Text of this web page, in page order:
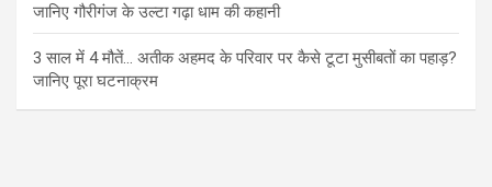
जानिए गौरीगंज के उल्टा गढ़ा धाम की कहानी
3 साल में 4 मौतें… अतीक अहमद के परिवार पर कैसे टूटा मुसीबतों का पहाड़?
जानिए पूरा घटनाक्रम